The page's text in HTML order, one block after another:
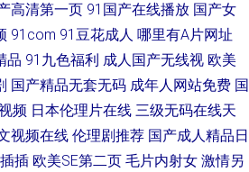
高清第一页 91国产在线播放 国产女
91com 91豆花成人 哪里有A片网址
品 91九色福利 成人国产无线视 欧美
国产精品无套无码 成年人网站免费 国
频 日本伦理片在线 三级无码在线天
视频在线 伦理剧推荐 国产成人精品日
插 欧美SE第二页 毛片内射女 激情另